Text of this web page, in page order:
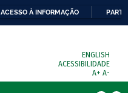
ACESSO À INFORMAÇÃO
ENGLISH
ACESSIBILIDADE
A+ A-